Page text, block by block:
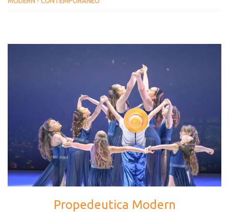
SIMONE BARBERA
FEDERICA DELLA TORRE
GIANLUCA GIOVANELLA
Propedeutica Modern